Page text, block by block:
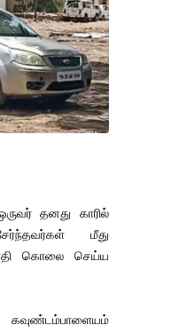
தனது காரில்
மீது
கொலை செய்ய
கவுண்டம்பாளையம்